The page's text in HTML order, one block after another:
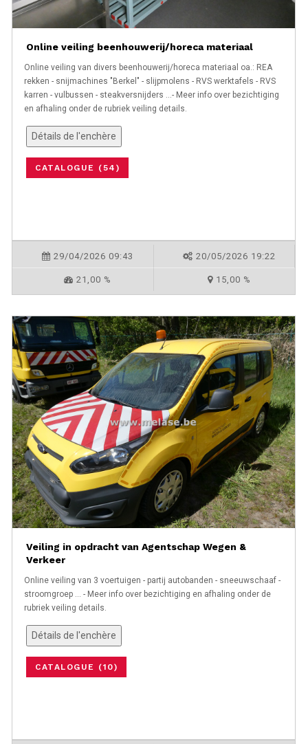
Online veiling beenhouwerij/horeca materiaal
Online veiling van divers beenhouwerij/horeca materiaal oa.: REA
rekken - snijmachines "Berkel" - slijpmolens - RVS werktafels - RVS
karren - vulbussen - steakversnijders ...- Meer info over bezichtiging
en afhaling onder de rubriek veiling details.
Détails de l'enchère
CATALOGUE (54)
29/04/2026 09:43 20/05/2026 19:22
21,00 % 15,00 %
Veiling in opdracht van Agentschap Wegen &
Verkeer
Online veiling van 3 voertuigen - partij autobanden - sneeuwschaaf -
stroomgroep ... - Meer info over bezichtiging en afhaling onder de
rubriek veiling details.
Détails de l'enchère
CATALOGUE (10)